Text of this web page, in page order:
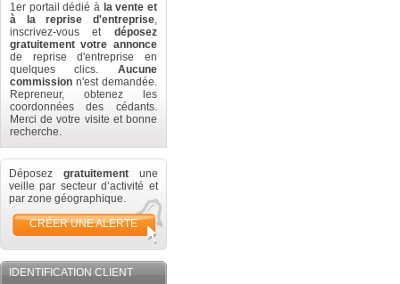
1er portail dédié à la vente et
à la reprise d'entreprise,
inscrivez-vous et déposez
gratuitement votre annonce
de reprise d'entreprise en
quelques clics. Aucune
commission n'est demandée.
Repreneur, obtenez les
coordonnées des cédants.
Merci de votre visite et bonne
recherche.
Déposez gratuitement une
veille par secteur d’activité et
par zone géographique.
CRÉER UNE ALERTE
IDENTIFICATION CLIENT